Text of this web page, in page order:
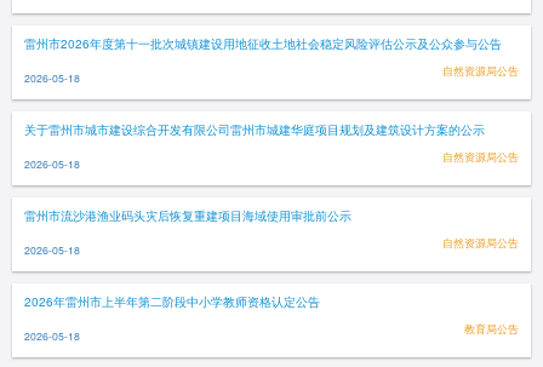
雷州市2026年度第十一批次城镇建设用地征收土地社会稳定风险评估公示及公众参与公告
2026-05-18 自然资源局公告
关于雷州市城市建设综合开发有限公司雷州市城建华庭项目规划及建筑设计方案的公示
2026-05-18 自然资源局公告
雷州市流沙港渔业码头灾后恢复重建项目海域使用审批前公示
2026-05-18 自然资源局公告
2026年雷州市上半年第二阶段中小学教师资格认定公告
2026-05-18 教育局公告